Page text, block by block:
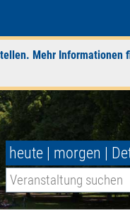
Mehr Informationen
heute | morgen |